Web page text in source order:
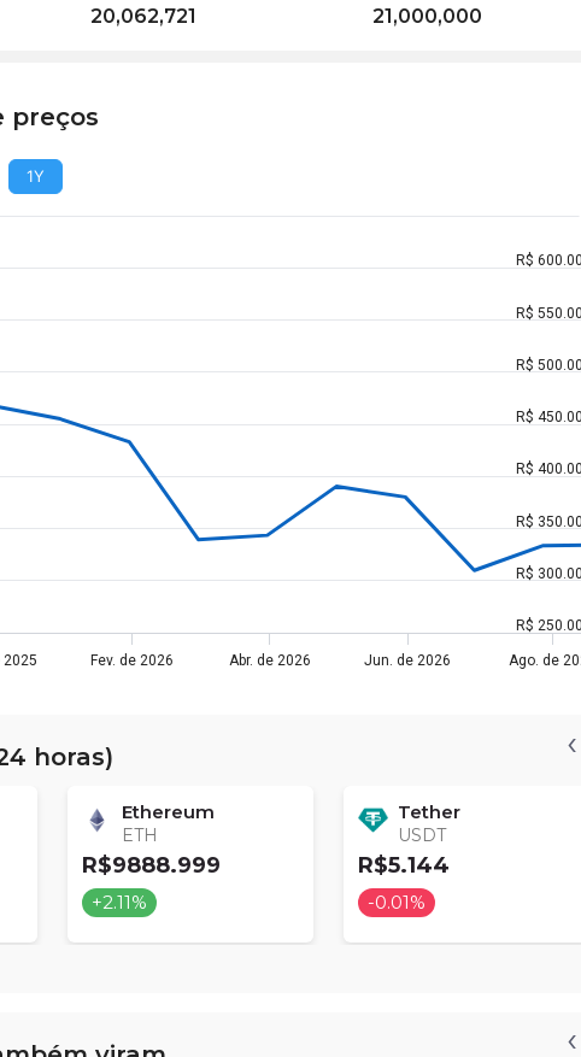
20,062,721 21,000,000
preços
1Y
2025 Fev. de 2026 Abr. de 2026 Jun. de 2026 Ago. de
R$
R$
R$
R$
R$
R$
R$
R$
horas)
Ethereum
ETH
R$9888.999
+2.11%
Tether
USDT
R$5.144
-0.01%
‹
‹